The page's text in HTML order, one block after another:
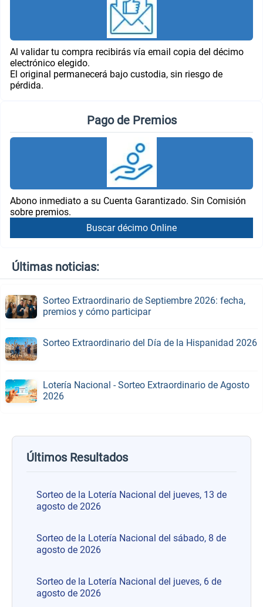
Al validar tu compra recibirás vía email copia del décimo
electrónico elegido.
El original permanecerá bajo custodia, sin riesgo de
pérdida.
Pago de Premios
Abono inmediato a su Cuenta Garantizado. Sin Comisión
sobre premios.
Buscar décimo Online
Últimas noticias:
Sorteo Extraordinario de Septiembre 2026: fecha,
premios y cómo participar
Sorteo Extraordinario del Día de la Hispanidad 2026
Lotería Nacional - Sorteo Extraordinario de Agosto
2026
Últimos Resultados
Sorteo de la Lotería Nacional del jueves, 13 de
agosto de 2026
Sorteo de la Lotería Nacional del sábado, 8 de
agosto de 2026
Sorteo de la Lotería Nacional del jueves, 6 de
agosto de 2026